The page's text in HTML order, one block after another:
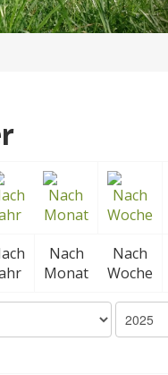
Nach
Monat
Nach
Woche